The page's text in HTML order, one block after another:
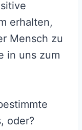
erhalten,
Mensch zu
in uns zum
oder?